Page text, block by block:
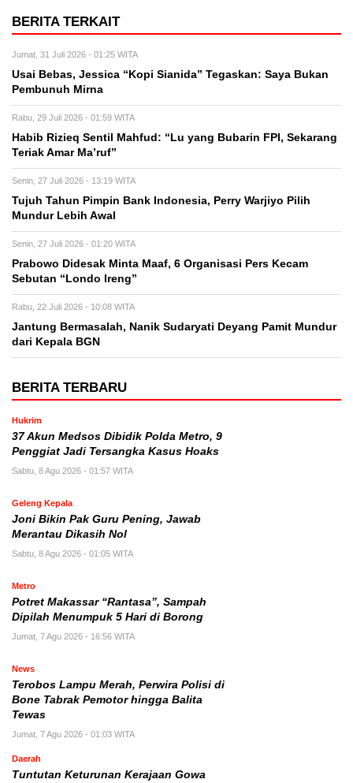
BERITA TERKAIT
Jumat, 31 Juli 2026 - 01:25 WITA
Usai Bebas, Jessica “Kopi Sianida” Tegaskan: Saya Bukan
Pembunuh Mirna
Rabu, 29 Juli 2026 - 01:59 WITA
Habib Rizieq Sentil Mahfud: “Lu yang Bubarin FPI, Sekarang
Teriak Amar Ma’ruf”
Senin, 27 Juli 2026 - 13:19 WITA
Tujuh Tahun Pimpin Bank Indonesia, Perry Warjiyo Pilih
Mundur Lebih Awal
Senin, 27 Juli 2026 - 01:20 WITA
Prabowo Didesak Minta Maaf, 6 Organisasi Pers Kecam
Sebutan “Londo Ireng”
Rabu, 22 Juli 2026 - 10:08 WITA
Jantung Bermasalah, Nanik Sudaryati Deyang Pamit Mundur
dari Kepala BGN
BERITA TERBARU
Hukrim
37 Akun Medsos Dibidik Polda Metro, 9
Penggiat Jadi Tersangka Kasus Hoaks
Sabtu, 8 Agu 2026 - 01:57 WITA
Geleng Kepala
Joni Bikin Pak Guru Pening, Jawab
Merantau Dikasih Nol
Sabtu, 8 Agu 2026 - 01:05 WITA
Metro
Potret Makassar “Rantasa”, Sampah
Dipilah Menumpuk 5 Hari di Borong
Jumat, 7 Agu 2026 - 16:56 WITA
News
Terobos Lampu Merah, Perwira Polisi di
Bone Tabrak Pemotor hingga Balita
Tewas
Jumat, 7 Agu 2026 - 01:03 WITA
Daerah
Tuntutan Keturunan Kerajaan Gowa